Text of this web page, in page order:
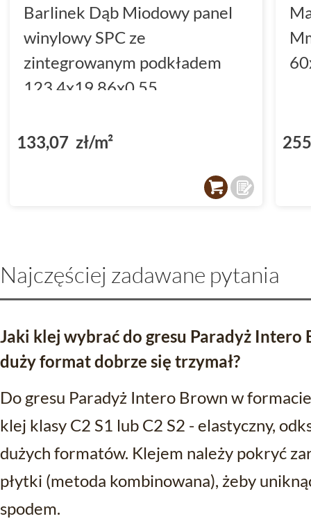
Barlinek Dąb Miodowy panel
winylowy SPC ze
zintegrowanym podkładem
123.4x19.86x0.55
133,07 zł/m²
Najczęściej zadawane pytania
Jaki klej wybrać do gresu Paradyż Intero
duży format dobrze się trzymał?
Do gresu Paradyż Intero Brown w
klej klasy C2 S1 lub C2 S2 - elastyczny,
dużych formatów. Klejem należy pokryć
płytki (metoda kombinowana), żeby
spodem.